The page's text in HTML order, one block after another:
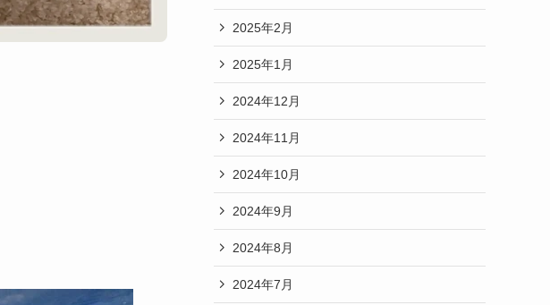
2025年2月
2025年1月
2024年12月
2024年11月
2024年10月
2024年9月
2024年8月
2024年7月